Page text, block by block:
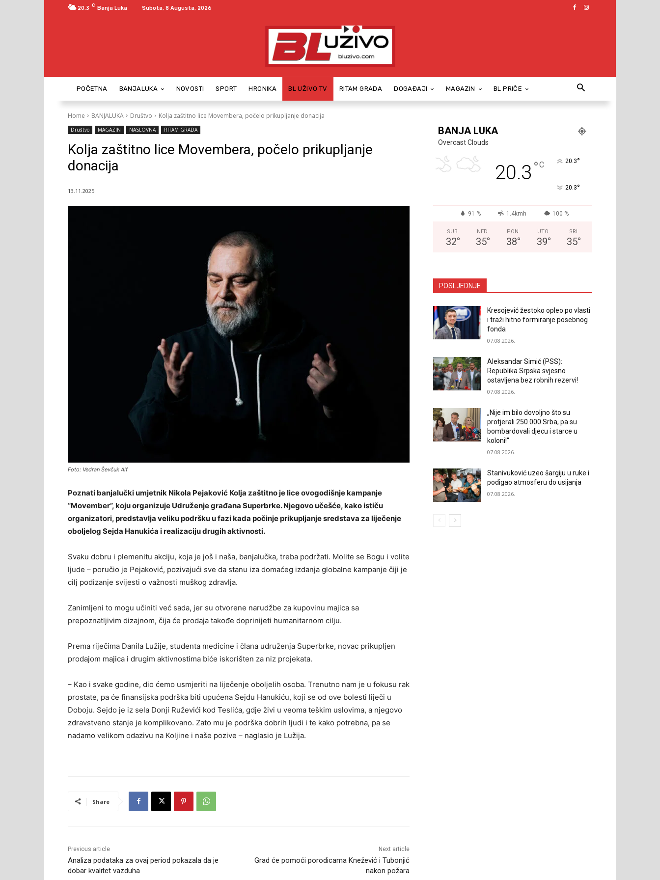
20.3 C Banja Luka Subota, 8 Augusta, 2026
POČETNA BANJALUKA NOVOSTI SPORT HRONIKA BL UŽIVO TV RITAM GRADA DOGAĐAJI MAGAZIN BL PRIČE
Home BANJALUKA Društvo Kolja zaštitno lice Movembera, počelo prikupljanje donacija
Društvo MAGAZIN NASLOVNA RITAM GRADA
Kolja zaštitno lice Movembera, počelo prikupljanje
donacija
13.11.2025.
Foto: Vedran Ševčuk Alf
Poznati banjalučki umjetnik Nikola Pejaković Kolja zaštitno je lice ovogodišnje kampanje
“Movember”, koju organizuje Udruženje građana Superbrke. Njegovo učešće, kako ističu
organizatori, predstavlja veliku podršku u fazi kada počinje prikupljanje sredstava za liječenje
oboljelog Sejda Hanukića i realizaciju drugih aktivnosti.
Svaku dobru i plemenitu akciju, koja je još i naša, banjalučka, treba podržati. Molite se Bogu i volite
ljude – poručio je Pejaković, pozivajući sve da stanu iza domaćeg izdanja globalne kampanje čiji je
cilj podizanje svijesti o važnosti muškog zdravlja.
Zanimljeni to mogu učiniti već sada, jer su otvorene narudžbe za kupovinu majica sa
prepoznatljivim dizajnom, čija će prodaja takođe doprinijeti humanitarnom cilju.
Prema riječima Danila Lužije, studenta medicine i člana udruženja Superbrke, novac prikupljen
prodajom majica i drugim aktivnostima biće iskorišten za niz projekata.
– Kao i svake godine, dio ćemo usmjeriti na liječenje oboljelih osoba. Trenutno nam je u fokusu rak
prostate, pa će finansijska podrška biti upućena Sejdu Hanukiću, koji se od ove bolesti liječi u
Doboju. Sejdo je iz sela Donji Ruževići kod Teslića, gdje živi u veoma teškim uslovima, a njegovo
zdravstveno stanje je komplikovano. Zato mu je podrška dobrih ljudi i te kako potrebna, pa se
nadamo velikom odazivu na Koljine i naše pozive – naglasio je Lužija.
Share
Previous article
Analiza podataka za ovaj period pokazala da je
dobar kvalitet vazduha
Next article
Grad će pomoći porodicama Knežević i Tubonjić
nakon požara
BANJA LUKA
Overcast Clouds
20.3 °C 20.3°
20.3°
91 % 1.4kmh 100 %
SUB
32°
NED
35°
PON
38°
UTO
39°
SRI
35°
POSLJEDNJE
Kresojević žestoko opleo po vlasti
i traži hitno formiranje posebnog
fonda
07.08.2026.
Aleksandar Simić (PSS):
Republika Srpska svjesno
ostavljena bez robnih rezervi!
07.08.2026.
„Nije im bilo dovoljno što su
protjerali 250.000 Srba, pa su
bombardovali djecu i starce u
koloni!“
07.08.2026.
Stanivuković uzeo šargiju u ruke i
podigao atmosferu do usijanja
07.08.2026.